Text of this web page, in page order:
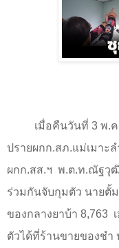
เมื่อคืนวันที่ 3 พ.
ปรายผกก.สภ.แม่เมาะล
ผกก.สส.ฯ พ.ต.ท.ณัฐวุฒิ
ร่วมกันจับกุมตัว นายตั้ม
ของกลางยาบ้า 8,763
ตัวได้ที่ร้านขายของชำ